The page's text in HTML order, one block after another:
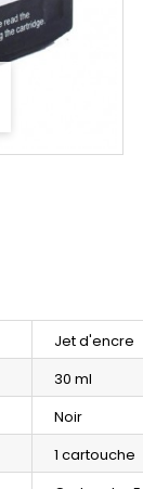
Jet d'encre
30 ml
Noir
1 cartouche